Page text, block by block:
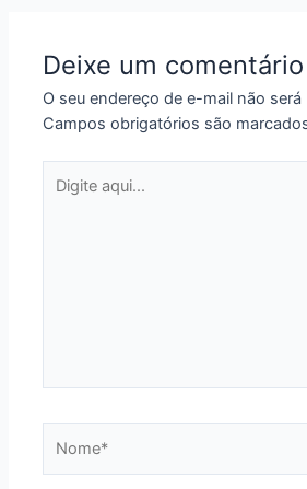
Deixe um comentário
O seu endereço de e-mail não será
Campos obrigatórios são
aqui...